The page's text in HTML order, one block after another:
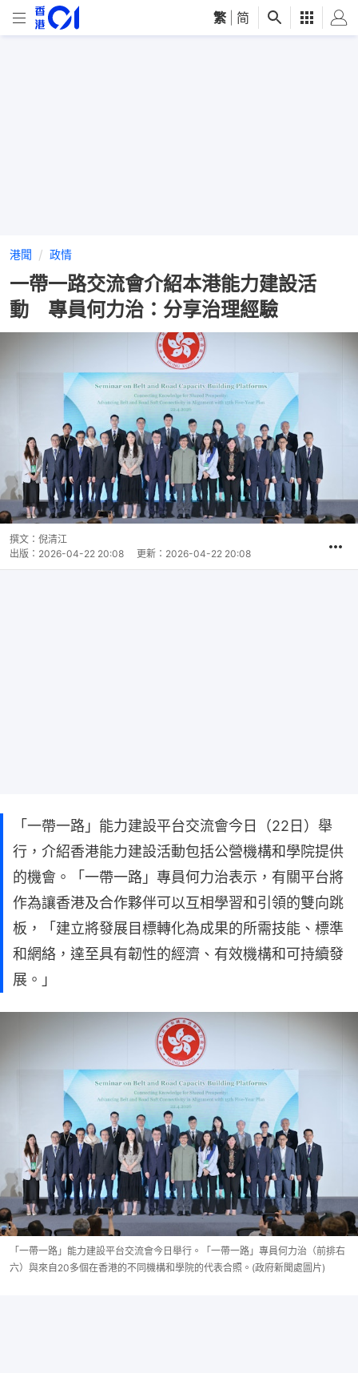
繁 简
港聞 政情
一帶一路交流會介紹本港能力建設活
動 專員何力治：分享治理經驗
撰文： 倪清江
出版： 2026-04-22 20:08 更新： 2026-04-22 20:08
「一帶一路」能力建設平台交流會今日（22日）舉
行，介紹香港能力建設活動包括公營機構和學院提供
的機會。「一帶一路」專員何力治表示，有關平台將
作為讓香港及合作夥伴可以互相學習和引領的雙向跳
板，「建立將發展目標轉化為成果的所需技能、標準
和網絡，達至具有韌性的經濟、有效機構和可持續發
展。」
「一帶一路」能力建設平台交流會今日舉行。「一帶一路」專員何力治（前排右
六）與來自20多個在香港的不同機構和學院的代表合照。(政府新聞處圖片)